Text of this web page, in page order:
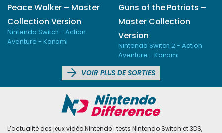
Peace Walker – Master
Collection Version
Nintendo Switch - Action
Aventure - Konami
Guns of the Patriots –
Master Collection
Version
Nintendo Switch 2 - Action
Aventure - Konami
VOIR PLUS DE SORTIES
L’actualité des jeux vidéo Nintendo : tests Nintendo Switch et 3DS,